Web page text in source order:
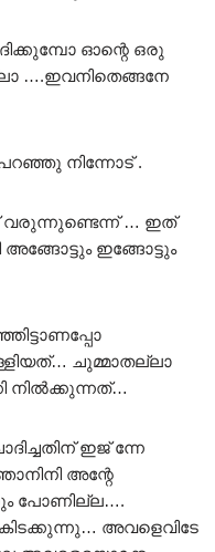
ഓന്റെ ഒരു
….ഇവനിതെങ്ങനേ
നിന്നോട് .
… ഇത്
അങ്ങോട്ടും ഇങ്ങോട്ടും
ചുമ്മാതല്ലാ
നിൽക്കുന്നത്…
ഇജ് ന്നേ
അന്റേ
പോണില്ല….
അവളെവിടേ